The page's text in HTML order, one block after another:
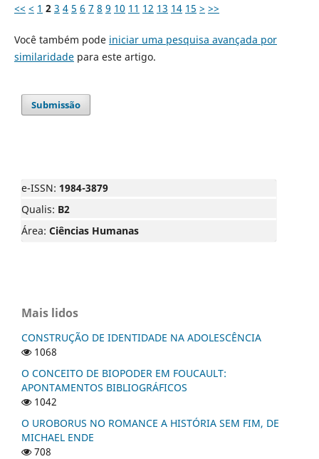
<< < 1 2 3 4 5 6 7 8 9 10 11 12 13 14 15 > >>
Você também pode iniciar uma pesquisa avançada por
similaridadepara este artigo.
Submissão
e-ISSN: 1984-3879
Qualis: B2
Área: Ciências Humanas
Mais lidos
CONSTRUÇÃO DE IDENTIDADE NA ADOLESCÊNCIA
1068
O CONCEITO DE BIOPODER EM FOUCAULT:
APONTAMENTOS BIBLIOGRÁFICOS
1042
O UROBORUS NO ROMANCE A HISTÓRIA SEM FIM, DE
MICHAEL ENDE
708